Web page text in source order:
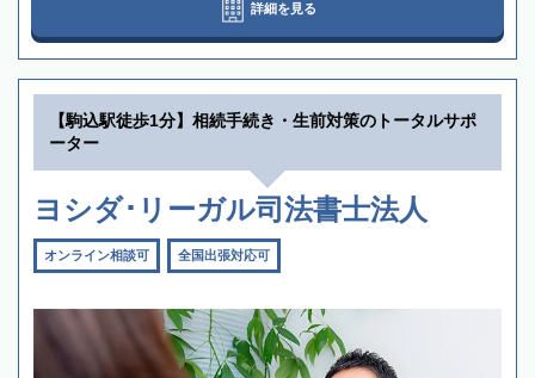
詳細を見る
【駒込駅徒歩1分】相続手続き・生前対策のトータルサポ
ーター
ヨシダ･リーガル司法書士法人
オンライン相談可 全国出張対応可